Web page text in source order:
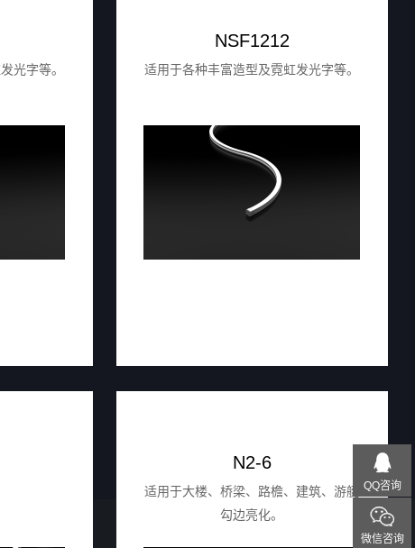
光字等。
NSF1212
适用于各种丰富造型及霓虹发光字等。
N2-6
适用于大楼、桥梁、路檐、建筑、游艇
勾边亮化。
QQ咨询
微信咨询